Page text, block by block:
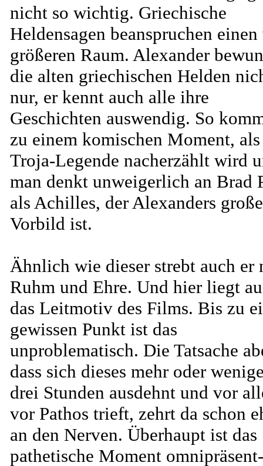
nicht so wichtig. Griechische
Heldensagen beanspruchen
größeren Raum. Alexander
die alten griechischen Helden
nur, er kennt auch alle ihre
Geschichten auswendig. So
zu einem komischen Moment,
Troja-Legende nacherzählt wird
man denkt unweigerlich an Brad
als Achilles, der Alexanders
Vorbild ist.
Ähnlich wie dieser strebt auch er
Ruhm und Ehre. Und hier liegt
das Leitmotiv des Films. Bis zu
gewissen Punkt ist das
unproblematisch. Die Tatsache
dass sich dieses mehr oder
drei Stunden ausdehnt und vor
vor Pathos trieft, zehrt da schon
an den Nerven. Überhaupt ist das
pathetische Moment